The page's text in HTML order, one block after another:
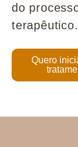
do
terapêutico.
Quero